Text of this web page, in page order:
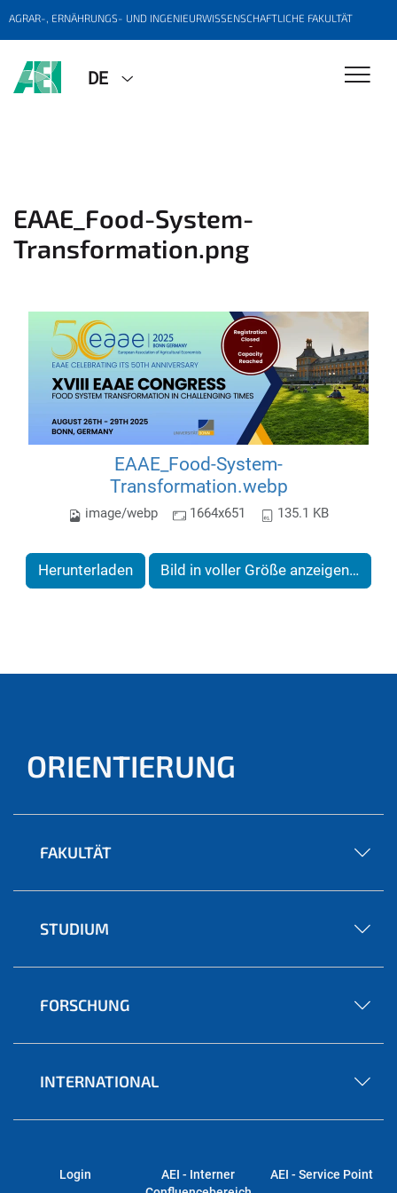
AGRAR-, ERNÄHRUNGS- UND INGENIEURWISSENSCHAFTLICHE FAKULTÄT
DE
EAAE_Food-System-
Transformation.png
EAAE_Food-System-
Transformation.webp
image/webp 1664x651 135.1 KB
Herunterladen Bild in voller Größe anzeigen…
ORIENTIERUNG
FAKULTÄT
STUDIUM
FORSCHUNG
INTERNATIONAL
Login
AEI - Interner
AEI - Service Point